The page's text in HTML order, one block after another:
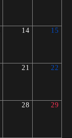
14 15
21 22
28 29